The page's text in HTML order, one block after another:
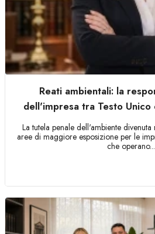
Reati ambientali: la
dell'impresa tra Testo
La tutela penale dell'ambiente
aree di maggiore esposizione per le
che operano...